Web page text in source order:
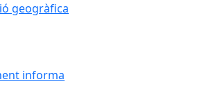
geogràfica
informa